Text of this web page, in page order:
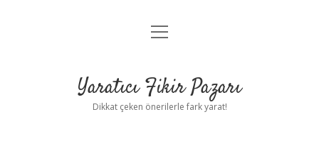
Anasayfa
Yasal Uyarı
menüyü
Yaratıcı Fikir Pazarı
Dikkat çeken önerilerle fark yarat!